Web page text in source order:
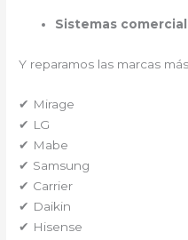
Sistemas
Y reparamos las marcas
✔ Mirage
✔ LG
✔ Mabe
✔ Samsung
✔ Carrier
✔ Daikin
✔ Hisense